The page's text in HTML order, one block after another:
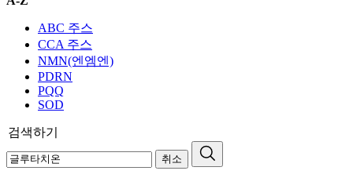
ABC 주스
CCA 주스
NMN(엔엠엔)
PDRN
PQQ
SOD
검색하기
취소